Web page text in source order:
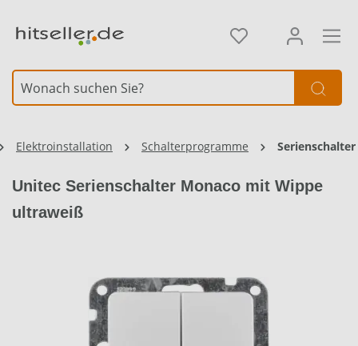
Elektroinstallation Schalterprogramme Serienschalter
Unitec Serienschalter Monaco mit Wippe
ultraweiß